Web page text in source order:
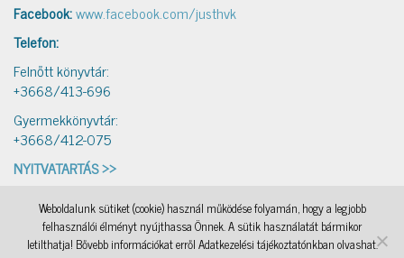
Facebook:www.facebook.com/justhvk
Telefon:
Felnőtt könyvtár:
+3668/413-696
Gyermekkönyvtár:
+3668/412-075
NYITVATARTÁS >>
IAMSocial, a WordPress Theme by@aicragellebasiKönyvtári levelezés, a WordPress Theme by
@aicragellebasi Nyomtató , a WordPress Theme by @aicragellebasiOKKA , a WordPress Theme by
Weboldalunk sütiket (cookie) használ működése folyamán, hogy a legjobb
felhasználói élményt nyújthassa Önnek. A sütik használatát bármikor
letilthatja! Bővebb információkat erről Adatkezelési tájékoztatónkban olvashat.